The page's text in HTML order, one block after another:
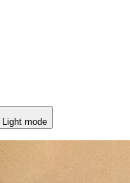
Light mode